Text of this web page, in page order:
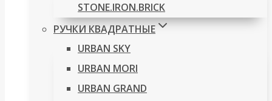
STONE.IRON.BRICK
РУЧКИ КВАДРАТНЫЕ
URBAN SKY
URBAN MORI
URBAN GRAND